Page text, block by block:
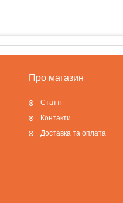
Про магазин
Статті
Контакти
Доставка та оплата